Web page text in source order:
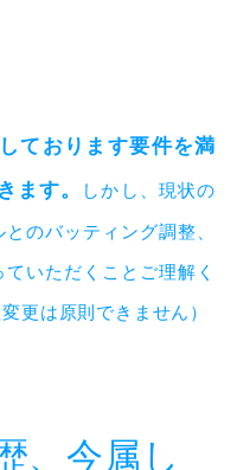
ております要件を満
ます。
しかし、現状の
のバッティング調整、
いただくことご理解く
更は原則できません）
、今属し